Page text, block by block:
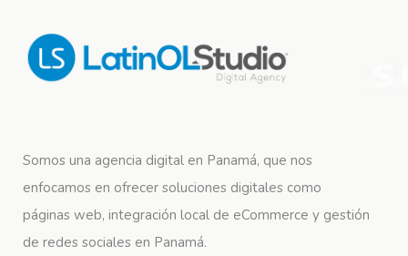
Somos una agencia digital en Panamá, que nos
enfocamos en ofrecer soluciones digitales como
páginas web, integración local de eCommerce y gestión
de redes sociales en Panamá.